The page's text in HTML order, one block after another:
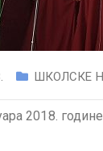
ШКОЛСКЕ
2018.